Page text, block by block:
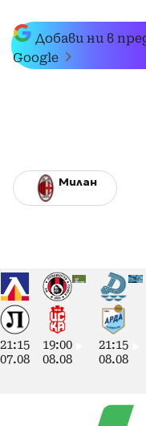
Добави ни в
Google
Милан
21:15
07.08
19:00
08.08
21:15
08.08